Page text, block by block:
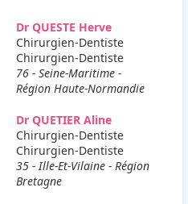
Dr QUESTE Herve
Chirurgien-Dentiste
Chirurgien-Dentiste
76 - Seine-Maritime -
Région Haute-Normandie
Dr QUETIER Aline
Chirurgien-Dentiste
Chirurgien-Dentiste
35 - Ille-Et-Vilaine - Région
Bretagne